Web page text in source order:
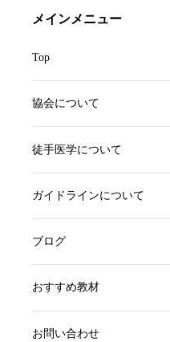
メインメニュー
Top
協会について
徒手医学について
ガイドラインについて
ブログ
おすすめ教材
お問い合わせ